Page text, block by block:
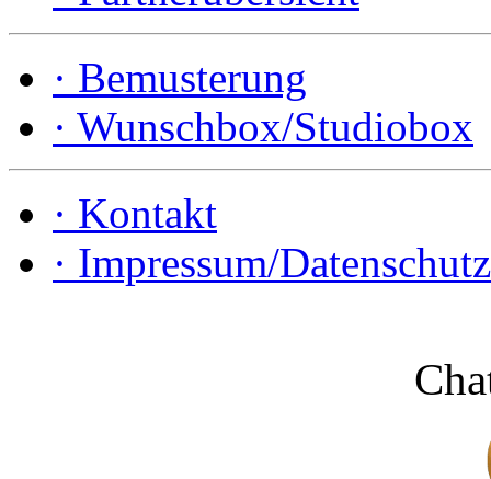
· Bemusterung
· Wunschbox/Studiobox
· Kontakt
· Impressum/Datenschutz